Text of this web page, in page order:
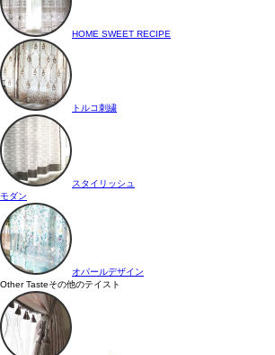
HOME SWEET RECIPE
トルコ刺繍
スタイリッシュ
モダン
オパールデザイン
Other Tasteその他のテイスト